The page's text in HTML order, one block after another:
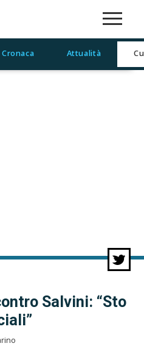
Cronaca Attualità
Salvini: “Sto